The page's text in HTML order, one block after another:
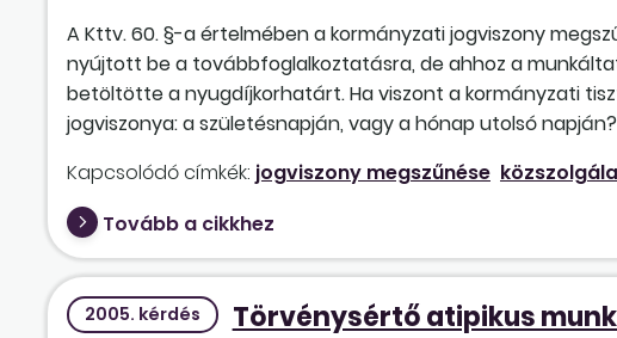
A Kttv. 60. §-a értelmében a kormányzati jogviszony
nyújtott be a továbbfoglalkoztatásra, de ahhoz a
betöltötte a nyugdíjkorhatárt. Ha viszont a kormányzati
jogviszonya: a születésnapján, vagy a hónap utolsó napján?
Kapcsolódó címkék: jogviszony megszűnése
Tovább a cikkhez
2005. kérdés Törvénysértő atipikus